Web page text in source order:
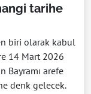
tarihe
biri olarak kabul
14 Mart 2026
Bayramı arefe
denk gelecek.